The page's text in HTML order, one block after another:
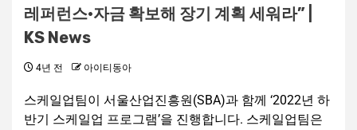
레퍼런스·자금 확보해 장기 계획 세워라” |
KS News
4년 전 아이티동아
스케일업팀이 서울산업진흥원(SBA)과 함께 ‘2022년 하
반기 스케일업 프로그램’을 진행합니다. 스케일업팀은